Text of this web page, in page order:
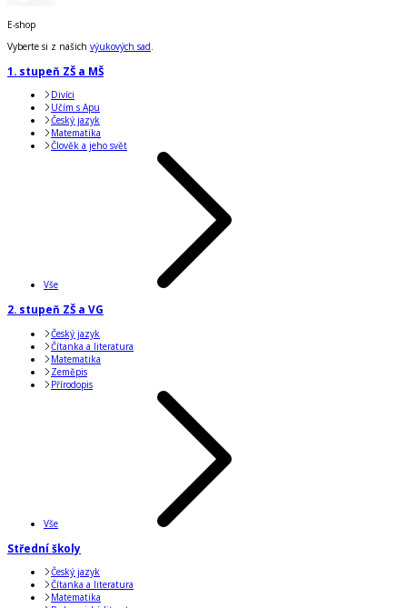
E-shop
Vyberte si z našich výukových sad.
1. stupeň ZŠ a MŠ
Divíci
Učím s Apu
Český jazyk
Matematika
Člověk a jeho svět
Vše
2. stupeň ZŠ a VG
Český jazyk
Čítanka a literatura
Matematika
Zeměpis
Přírodopis
Vše
Střední školy
Český jazyk
Čítanka a literatura
Matematika